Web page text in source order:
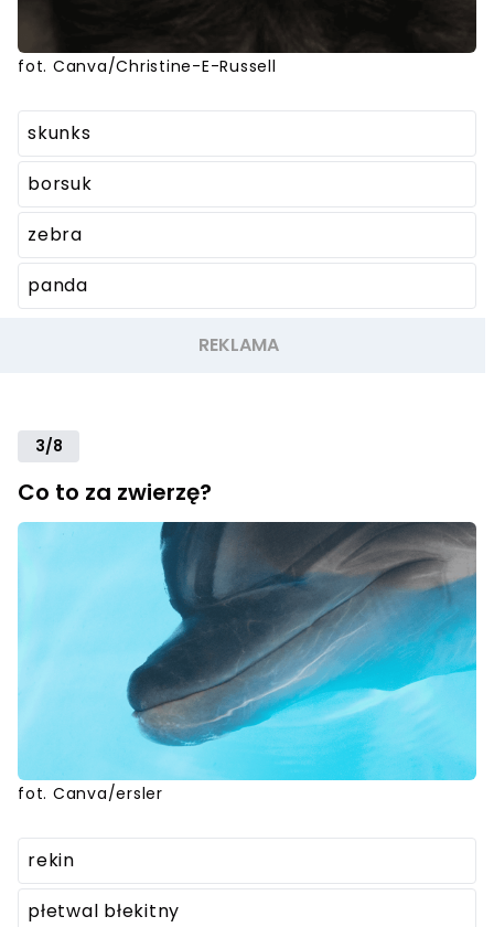
fot. Canva/Christine-E-Russell
skunks
borsuk
zebra
panda
3/8
Co to za zwierzę?
fot. Canva/ersler
rekin
płetwal błekitny